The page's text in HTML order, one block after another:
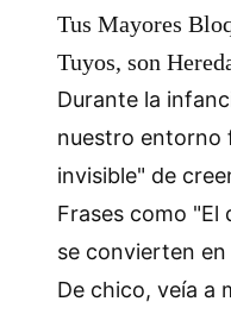
Tus Mayores
Tuyos, son
Durante la
nuestro entorno
invisible" de
Frases como "El
se convierten
De chico, veía a